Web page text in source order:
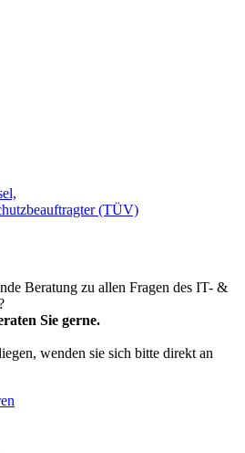
(TÜV)
Beratung zu allen Fragen des IT- &
Sie gerne.
wenden sie sich bitte direkt an